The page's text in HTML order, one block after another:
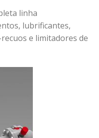
linha
lubrificantes,
e limitadores de